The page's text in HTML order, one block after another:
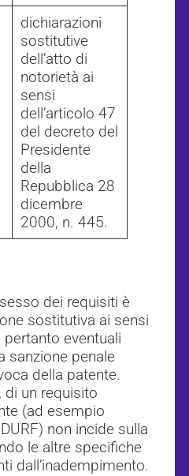
dichiarazioni
sostitutive
dell’atto di
notorietà ai
sensi
dell’articolo 47
del decreto del
Presidente
della
Repubblica 28
dicembre
2000, n. 445.
dei requisiti è
sostitutiva ai sensi
eventuali
sanzione penale
della patente.
di un requisito
(ad esempio
non incide sulla
le altre specifiche
dall’inadempimento.